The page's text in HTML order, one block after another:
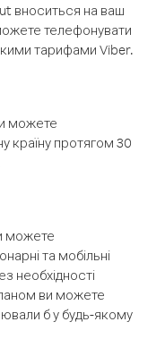
вноситься на ваш
телефонувати
тарифами Viber.
можете
країну протягом 30
можете
та мобільні
необхідності
ви можете
б у будь-якому